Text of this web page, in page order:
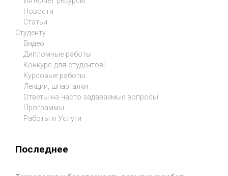
Новости
Статьи
Студенту
Видео
Дипломные работы
Конкурс для студентов!
Курсовые работы
Лекции, шпаргалки
Ответы на часто задаваемые вопросы
Программы
Работы и Услуги
Последнее